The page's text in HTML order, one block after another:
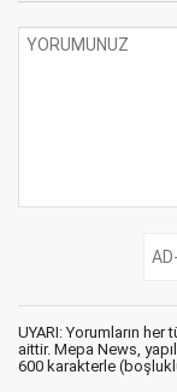
UYARI: Yorumların
aittir. Mepa News,
600 karakterle